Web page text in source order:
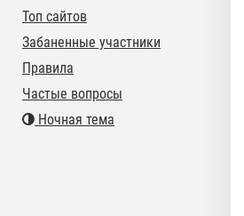
Топ сайтов
Забаненные участники
Правила
Частые вопросы
Ночная тема